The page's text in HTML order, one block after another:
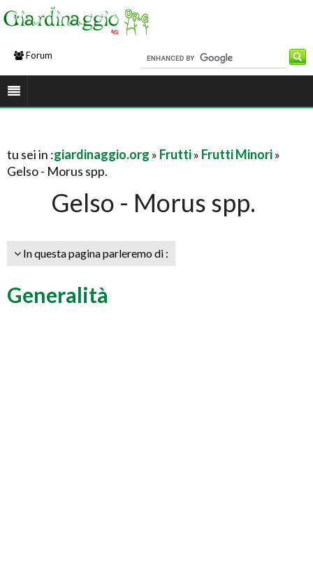
Forum
tu sei in :giardinaggio.org » Frutti» Frutti Minori»
Gelso - Morus spp.
Gelso - Morus spp.
In questa pagina parleremo di :
Generalità